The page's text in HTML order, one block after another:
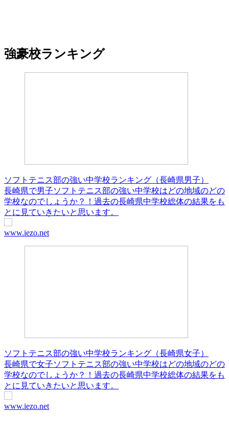
強豪校ランキング
ソフトテニス部の強い中学校ランキング（長崎県男子）
長崎県で男子ソフトテニス部の強い中学校はどの地域のどの
学校なのでしょうか？！過去の長崎県中学校総体の結果をも
とに見ていきたいと思います。
www.iezo.net
ソフトテニス部の強い中学校ランキング（長崎県女子）
長崎県で女子ソフトテニス部の強い中学校はどの地域のどの
学校なのでしょうか？！過去の長崎県中学校総体の結果をも
とに見ていきたいと思います。
www.iezo.net